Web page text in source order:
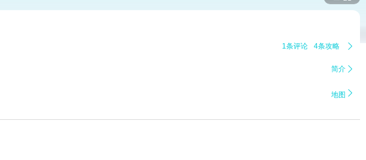
1条评论 4条攻略 
简介 
地图 